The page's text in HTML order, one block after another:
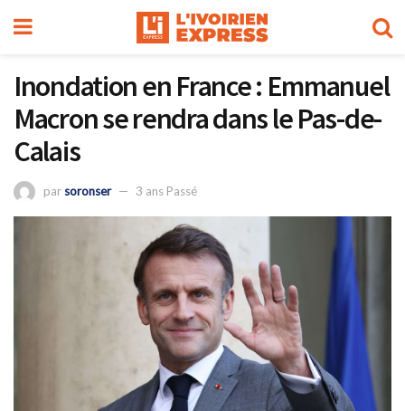
Inondation en France : Emmanuel
Macron se rendra dans le Pas-de-
Calais
par soronser 3 ans Passé